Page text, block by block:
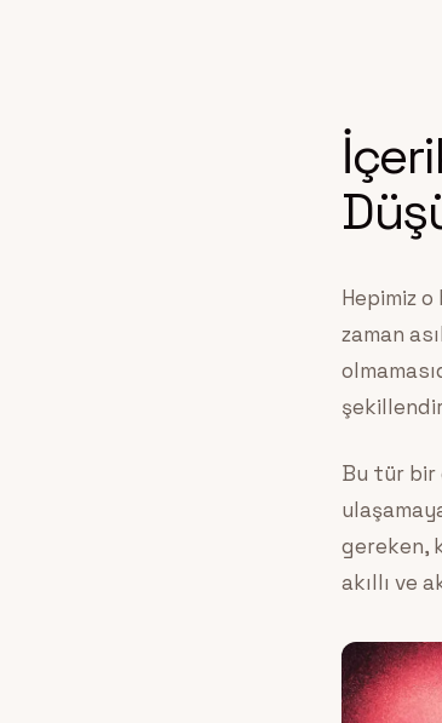
Hepimiz
zaman
Bu tür bir
gereken,
akıllı ve